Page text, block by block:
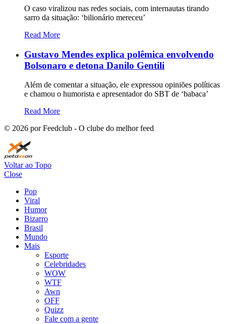
O caso viralizou nas redes sociais, com internautas tirando
sarro da situação: ‘bilionário mereceu’
Read More
Gustavo Mendes explica polêmica envolvendo
Bolsonaro e detona Danilo Gentili
Além de comentar a situação, ele expressou opiniões políticas
e chamou o humorista e apresentador do SBT de ‘babaca’
Read More
© 2026 por Feedclub - O clube do melhor feed
Voltar ao Topo
Close
Pop
Viral
Humor
Bizarro
Brasil
Mundo
Mais
Esporte
Celebridades
WOW
WTF
Awn
OFF
Quizz
Fale com a gente